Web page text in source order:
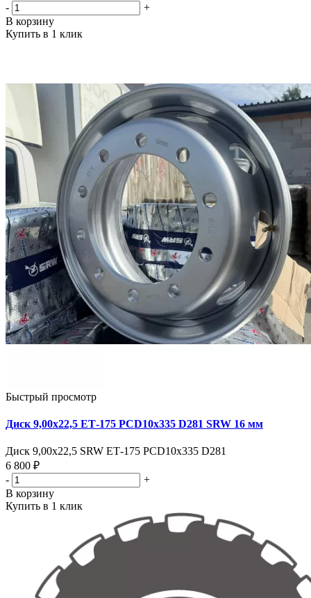
-
+
В корзину
Купить в 1 клик
Быстрый просмотр
Диск 9,00х22,5 ЕТ-175 PCD10x335 D281 SRW 16 мм
Диск 9,00х22,5 SRW ЕТ-175 PCD10x335 D281
6 800 ₽
-
+
В корзину
Купить в 1 клик